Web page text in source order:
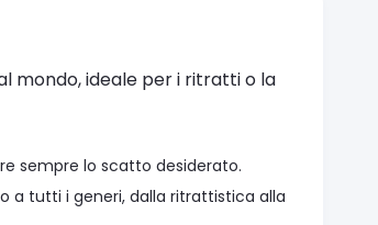
mondo, ideale per i ritratti o la
sempre lo scatto desiderato.
a tutti i generi, dalla ritrattistica alla